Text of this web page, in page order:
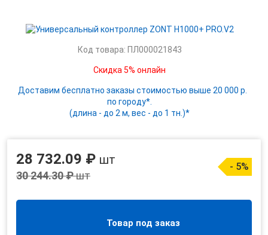
Код товара: ПЛ000021843
Скидка 5% онлайн
Доставим бесплатно заказы стоимостью выше 20 000 р.
по городу*.
(длина - до 2 м, вес - до 1 тн.)*
28 732.09 ₽ шт
30 244.30 ₽шт
- 5%
Товар под заказ